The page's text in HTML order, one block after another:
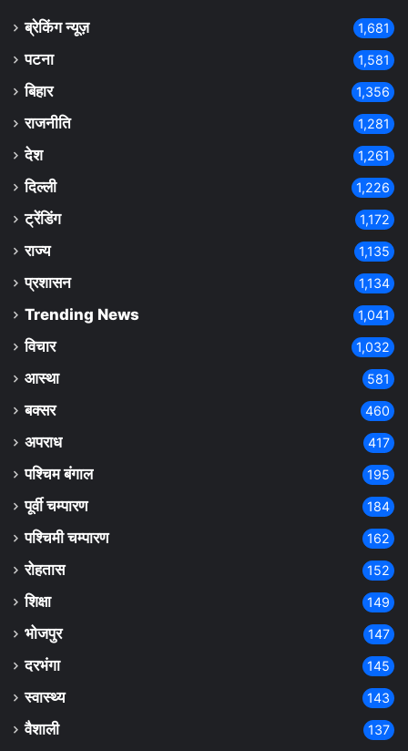
ब्रेकिंग न्यूज़ 1,681
पटना 1,581
बिहार 1,356
राजनीति 1,281
देश 1,261
दिल्ली 1,226
ट्रेंडिंग 1,172
राज्य 1,135
प्रशासन 1,134
Trending News 1,041
विचार 1,032
आस्था 581
बक्सर 460
अपराध 417
पश्चिम बंगाल 195
पूर्वी चम्पारण 184
पश्चिमी चम्पारण 162
रोहतास 152
शिक्षा 149
भोजपुर 147
दरभंगा 145
स्वास्थ्य 143
वैशाली 137